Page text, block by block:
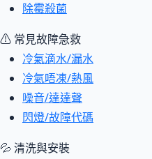
除霉殺菌
⚠ 常見故障急救
冷氣滴水/漏水
冷氣唔凍/熱風
噪音/達達聲
閃燈/故障代碼
💦 清洗與安裝